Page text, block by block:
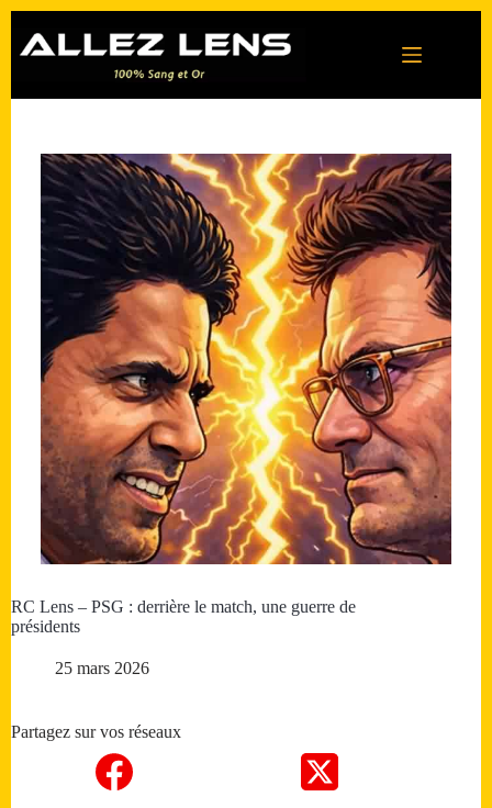
contenu
RC Lens – PSG : derrière le match, une guerre de
présidents
25 mars 2026
Partagez sur vos réseaux